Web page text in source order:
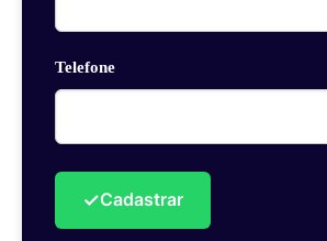
Telefone
✓Cadastrar